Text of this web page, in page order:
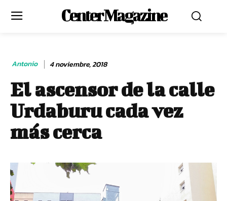
Center Magazine
Antonio 4 noviembre, 2018
El ascensor de la calle
Urdaburu cada vez
más cerca